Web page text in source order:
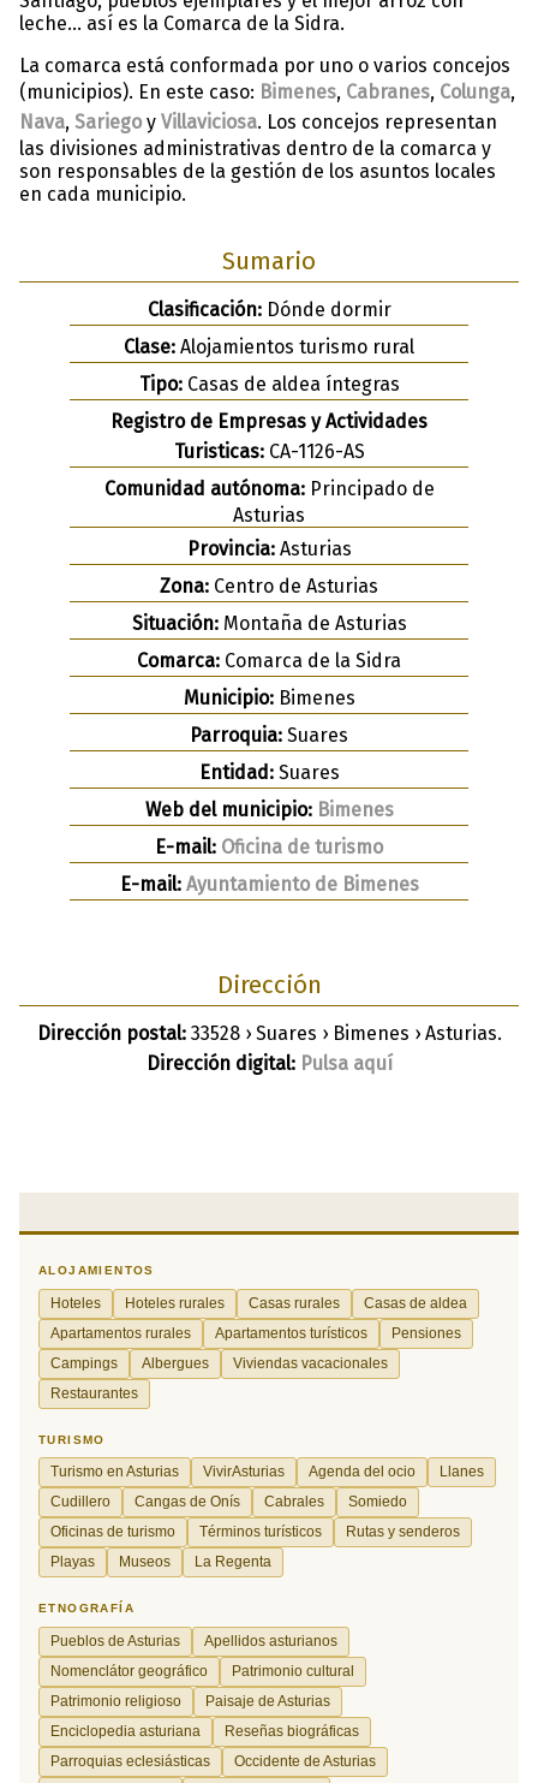
leche… así es la Comarca de la Sidra.
La comarca está conformada por uno o varios concejos
(municipios). En este caso: Bimenes, Cabranes, Colunga,
Nava, Sariego y Villaviciosa. Los concejos representan
las divisiones administrativas dentro de la comarca y
son responsables de la gestión de los asuntos locales
en cada municipio.
Sumario
Clasificación:Dónde dormir
Clase: Alojamientos turismo rural
Tipo:Casas de aldea íntegras
Registro de Empresas y Actividades
Turisticas:CA-1126-AS
Comunidad autónoma:Principado de
Asturias
Provincia:Asturias
Zona: Centro de Asturias
Situación:Montaña de Asturias
Comarca: Comarca de la Sidra
Municipio:Bimenes
Parroquia: Suares
Entidad:Suares
Web del municipio: Bimenes
E-mail: Oficina de turismo
E-mail: Ayuntamiento de Bimenes
Dirección
Dirección postal:33528 › Suares › Bimenes › Asturias.
Dirección digital: Pulsa aquí